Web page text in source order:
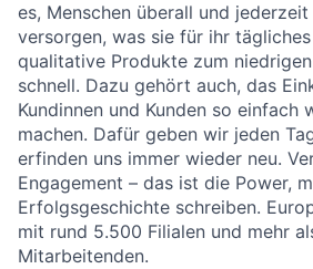
es, Menschen überall und
versorgen, was sie für ihr
qualitative Produkte zum
schnell. Dazu gehört auch, das
Kundinnen und Kunden so einfach
machen. Dafür geben wir jeden
erfinden uns immer wieder neu.
Engagement – das ist die Power,
Erfolgsgeschichte schreiben.
mit rund 5.500 Filialen und mehr
Mitarbeitenden.